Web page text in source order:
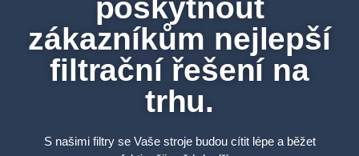
poskytnout
zákazníkům nejlepší
filtrační řešení na
trhu.
S našimi filtry se Vaše stroje budou cítit lépe a běžet